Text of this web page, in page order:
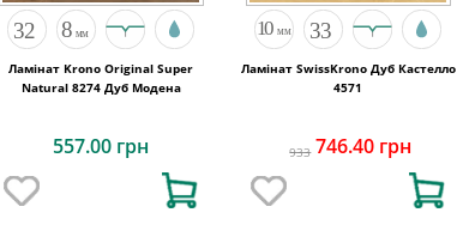
Ламінат Krono Original Super
Natural 8274 Дуб Модена
557.00 грн
Ламінат SwissKrono Дуб Кастелло
4571
933 746.40 грн